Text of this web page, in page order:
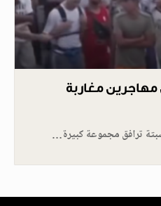
مغاربة
ترافق مجموعة كبيرة…